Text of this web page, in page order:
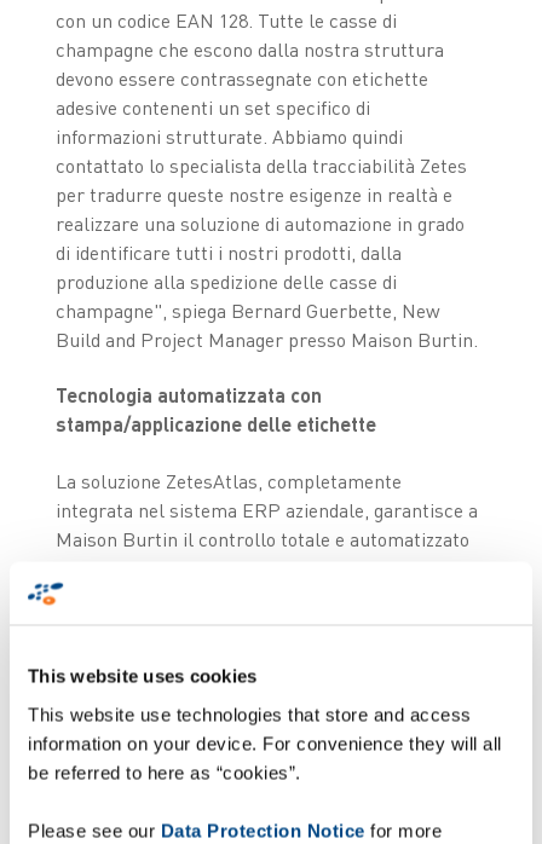
This website uses cookies
This website use technologies that store and access
information on your device. For convenience they will all
be referred to here as “cookies”.
Please see our Data Protection Notice for more
con un codice EAN 128. Tutte le casse di
champagne che escono dalla nostra struttura
devono essere contrassegnate con etichette
adesive contenenti un set specifico di
informazioni strutturate. Abbiamo quindi
contattato lo specialista della tracciabilità Zetes
per tradurre queste nostre esigenze in realtà e
realizzare una soluzione di automazione in grado
di identificare tutti i nostri prodotti, dalla
produzione alla spedizione delle casse di
champagne", spiega Bernard Guerbette, New
Build and Project Manager presso Maison Burtin.
Tecnologia automatizzata con
stampa/applicazione delle etichette
La soluzione ZetesAtlas, completamente
integrata nel sistema ERP aziendale, garantisce a
Maison Burtin il controllo totale e automatizzato
imballaggio. Il tutto viene controllato mediante
due etichette (marchio ed etichette di
riferimento) per identificare le varie casse di
champagne. Inoltre, per evitare eventuali fermi
produzione, la testina di stampa e la testa
MD1500) di ciascuna linea sono state duplicate,